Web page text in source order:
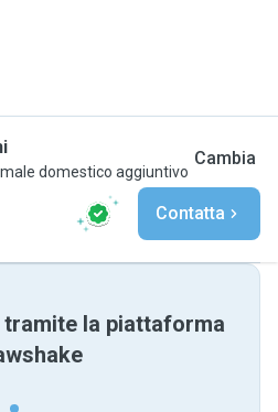
domestico aggiuntivo
Cambia
Contatta
la piattaforma